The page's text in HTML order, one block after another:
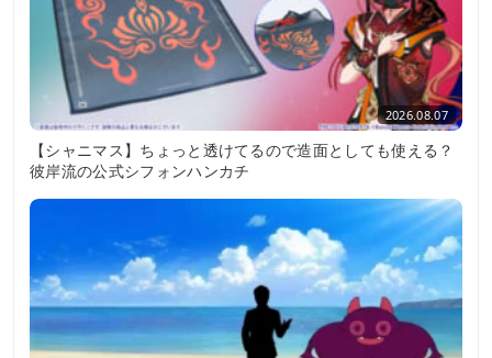
2026.08.07
【シャニマス】ちょっと透けてるので造面としても使える？
彼岸流の公式シフォンハンカチ